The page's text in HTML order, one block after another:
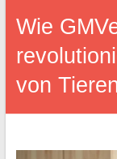
Wie
von